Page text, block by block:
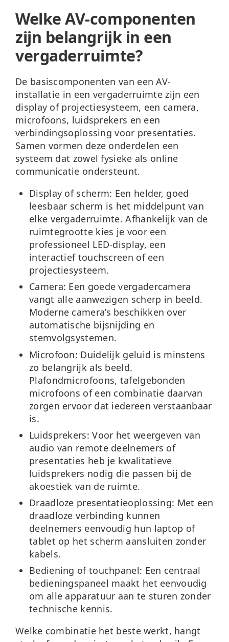
Welke AV-componenten
zijn belangrijk in een
vergaderruimte?
De basiscomponenten van een AV-
installatie in een vergaderruimte zijn een
display of projectiesysteem, een camera,
microfoons, luidsprekers en een
verbindingsoplossing voor presentaties.
Samen vormen deze onderdelen een
systeem dat zowel fysieke als online
communicatie ondersteunt.
Display of scherm: Een helder, goed
leesbaar scherm is het middelpunt van
elke vergaderruimte. Afhankelijk van de
ruimtegrootte kies je voor een
professioneel LED-display, een
interactief touchscreen of een
projectiesysteem.
Camera: Een goede vergadercamera
vangt alle aanwezigen scherp in beeld.
Moderne camera’s beschikken over
automatische bijsnijding en
stemvolgsystemen.
Microfoon: Duidelijk geluid is minstens
zo belangrijk als beeld.
Plafondmicrofoons, tafelgebonden
microfoons of een combinatie daarvan
zorgen ervoor dat iedereen verstaanbaar
is.
Luidsprekers: Voor het weergeven van
audio van remote deelnemers of
presentaties heb je kwalitatieve
luidsprekers nodig die passen bij de
akoestiek van de ruimte.
Draadloze presentatieoplossing: Met een
draadloze verbinding kunnen
deelnemers eenvoudig hun laptop of
tablet op het scherm aansluiten zonder
kabels.
Bediening of touchpanel: Een centraal
bedieningspaneel maakt het eenvoudig
om alle apparatuur aan te sturen zonder
technische kennis.
Welke combinatie het beste werkt, hangt